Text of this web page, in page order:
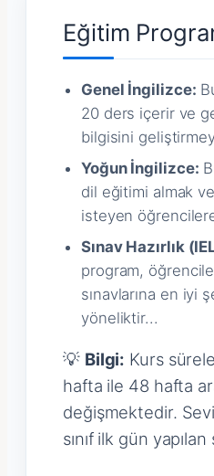
Eğitim
Genel İngilizce:
20 ders içerir ve
bilgisini
Yoğun İngilizce:
dil eğitimi almak
isteyen
Sınav Hazırlık
program,
sınavlarına en iyi
yöneliktir...
💡 Bilgi: Kurs
hafta ile 48 hafta
değişmektedir.
sınıf ilk gün